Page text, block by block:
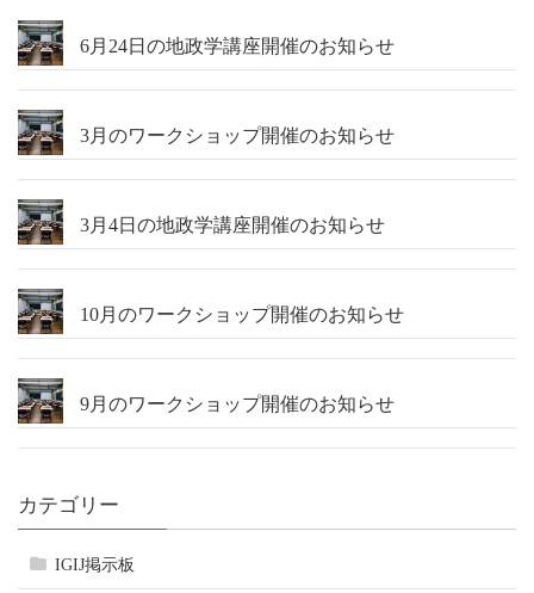
ー
ジ
送
り
6月24日の地政学講座開催のお知らせ
3月のワークショップ開催のお知らせ
3月4日の地政学講座開催のお知らせ
10月のワークショップ開催のお知らせ
9月のワークショップ開催のお知らせ
カテゴリー
IGIJ掲示板